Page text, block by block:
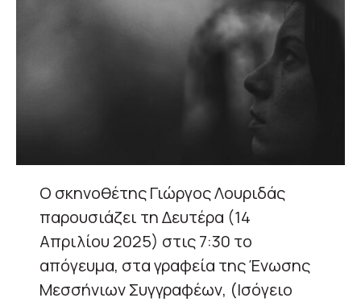
Ο σκηνοθέτης Γιώργος Λουριδάς
παρουσιάζει τη Δευτέρα (14
Απριλίου 2025) στις 7:30 το
απόγευμα, στα γραφεία της Ένωσης
Μεσσήνιων Συγγραφέων, (Ισόγειο